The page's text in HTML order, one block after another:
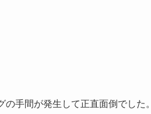
手間が発生して正直面倒でした。